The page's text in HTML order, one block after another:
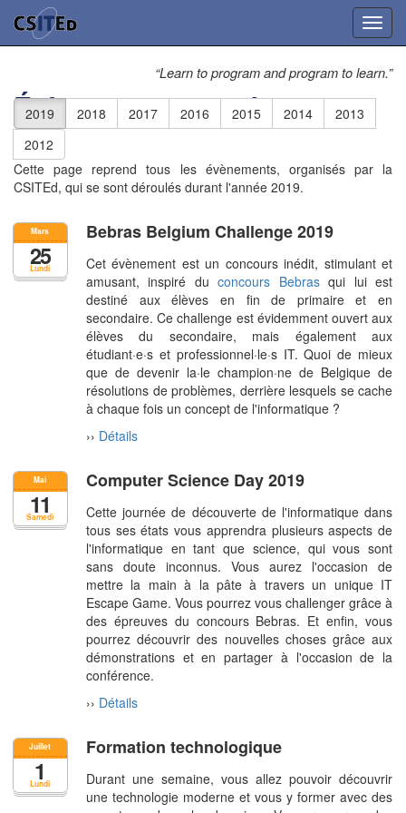
“Learn to program and program to learn.”
Évènements passés
2019 2018 2017 2016 2015 2014
2013
2012
Cette page reprend tous les évènements, organisés par la
CSITEd, qui se sont déroulés durant l'année 2019.
Lundi
Mars
25
Bebras Belgium Challenge 2019
Cet évènement est un concours inédit, stimulant et
amusant, inspiré duconcours Bebrasqui lui est
destiné aux élèves en fin de primaire et en
secondaire. Ce challenge est évidemment ouvert aux
élèves du secondaire, mais également aux
étudiant·e·s et professionnel·le·s IT. Quoi de mieux
que de devenir la·le champion·ne de Belgique de
résolutions de problèmes, derrière lesquels se cache
à chaque fois un concept de l'informatique ?
›› Détails
Samedi
Mai
11
Computer Science Day 2019
Cette journée de découverte de l'informatique dans
tous ses états vous apprendra plusieurs aspects de
l'informatique en tant que science, qui vous sont
sans doute inconnus. Vous aurez l'occasion de
mettre la main à la pâte à travers un unique IT
Escape Game. Vous pourrez vous challenger grâce à
des épreuves du concours Bebras. Et enfin, vous
pourrez découvrir des nouvelles choses grâce aux
démonstrations et en partager à l'occasion de la
conférence.
›› Détails
Lundi
Juillet
1
Formation technologique
Durant une semaine, vous allez pouvoir découvrir
une technologie moderne et vous y former avec des